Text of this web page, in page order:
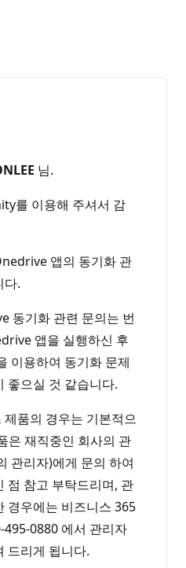
님.
를 이용해 주셔서 감
앱의 동기화 관
다.
동기화 관련 문의는 번
앱을 실행하신 후
이용하여 동기화 문제
좋으실 것 같습니다.
품의 경우는 기본적으
은 재직중인 회사의 관
관리자)에게 문의 하여
점 참고 부탁드리며, 관
경우에는 비즈니스 365
0880 에서 관리자
드리게 됩니다.